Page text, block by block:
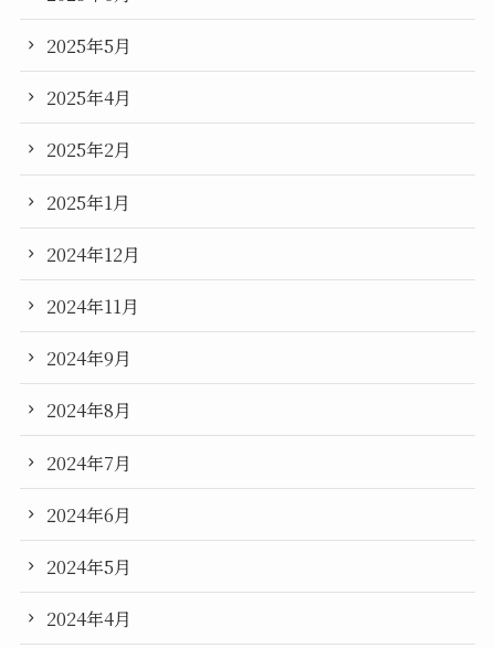
2025年5月
2025年4月
2025年2月
2025年1月
2024年12月
2024年11月
2024年9月
2024年8月
2024年7月
2024年6月
2024年5月
2024年4月